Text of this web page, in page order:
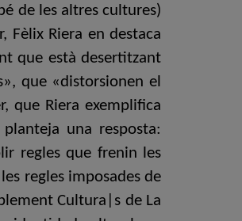
de les altres cultures)
Fèlix Riera en destaca
que està desertitzant
que «distorsionen el
que Riera exemplifica
una resposta:
regles que frenin les
regles imposades de
Cultura|s de La